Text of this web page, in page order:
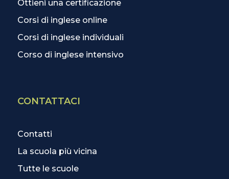
Ottieni una certificazione
Corsi di inglese online
Corsi di inglese individuali
Corso di inglese intensivo
CONTATTACI
Contatti
La scuola più vicina
Tutte le scuole